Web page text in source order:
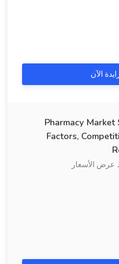
الآن
Pharmacy Market
Factors,